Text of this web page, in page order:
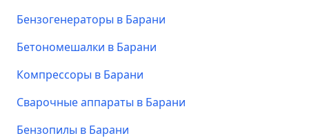
Бензогенераторы в Барани
Бетономешалки в Барани
Компрессоры в Барани
Сварочные аппараты в Барани
Бензопилы в Барани